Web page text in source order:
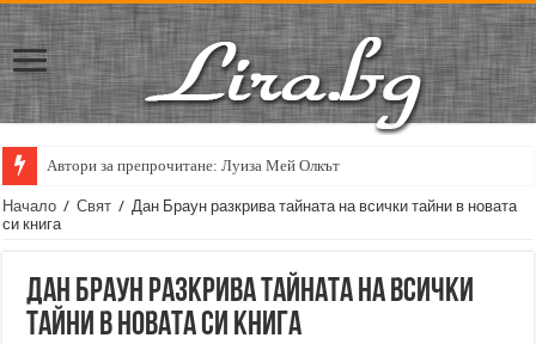
Автори за препрочитане: Луиза Мей Олкът
Кирил Кадийски: „Плачът на големия поет винаги е и сила, и
Начало / Свят / Дан Браун разкрива тайната на всички тайни в новата
си книга
Дан Браун разкрива тайната на всички
тайни в новата си книга